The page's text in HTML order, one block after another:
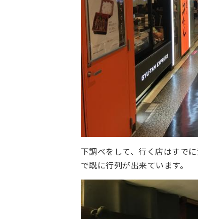
下調べをして、行く店はすで
で既に行列が出来ています。